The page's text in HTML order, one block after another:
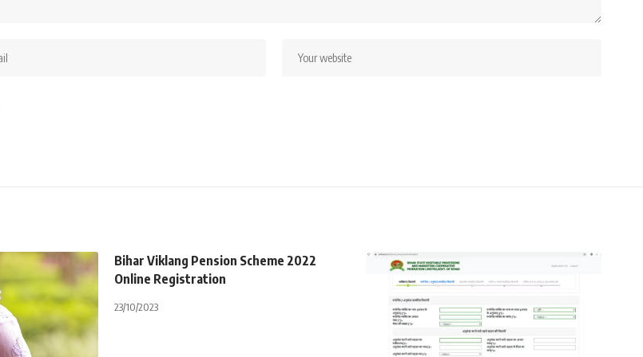
Bihar Viklang Pension Scheme 2022
Online Registration
23/10/2023